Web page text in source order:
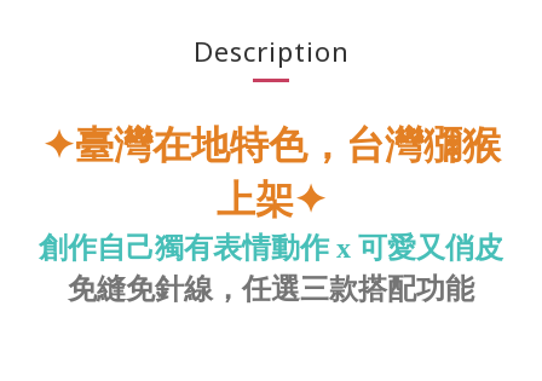
Description
✦臺灣在地特色，台灣獼猴
上架✦
創作自己獨有表情動作x 可愛又俏皮
免縫免針線，任選三款搭配功能